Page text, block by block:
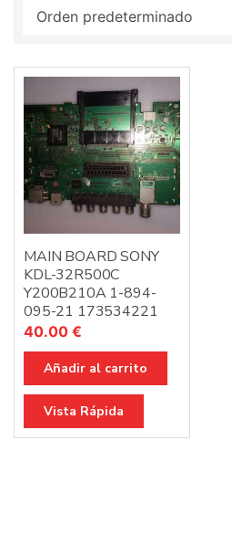
MAIN BOARD SONY
KDL-32R500C
Y200B210A 1-894-
095-21 173534221
40.00 €
Añadir al carrito
Vista Rápida